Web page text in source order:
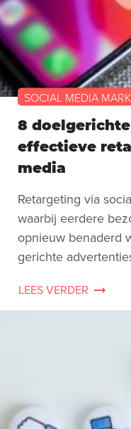
SOCIAL MEDIA
8
effectieve
media
Retargeting via
waarbij eerdere
opnieuw benaderd
gerichte
LEES VERDER